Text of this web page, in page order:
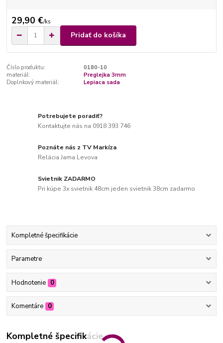
29,90 €/ks
Pridať do košíka
Číslo produktu:
0180-10
materiál:
Preglejka 3mm
Doplnkový materiál:
Lepiaca sada
Potrebujete poradiť?
Kontaktujte nás na 0918 393 746
Poznáte nás z TV Markíza
Relácia Jama Levova
Svietnik ZADARMO
Pri kúpe 3x svietnik 48cm jeden svietnik 38cm zadarmo
Kompletné špecifikácie
Parametre
Hodnotenie 0
Komentáre 0
Kompletné špecifikácie